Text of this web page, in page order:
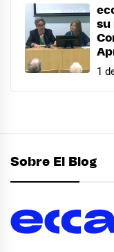
su
1
Sobre El Blog